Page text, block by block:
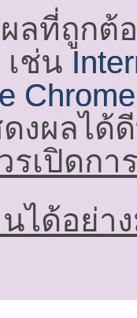
ผลที่ถูกต้
เช่น
งผลได้
รเปิดกา
ได้อย่า